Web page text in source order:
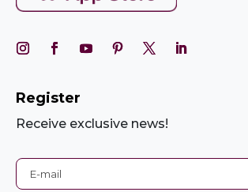
Register
Receive exclusive news!